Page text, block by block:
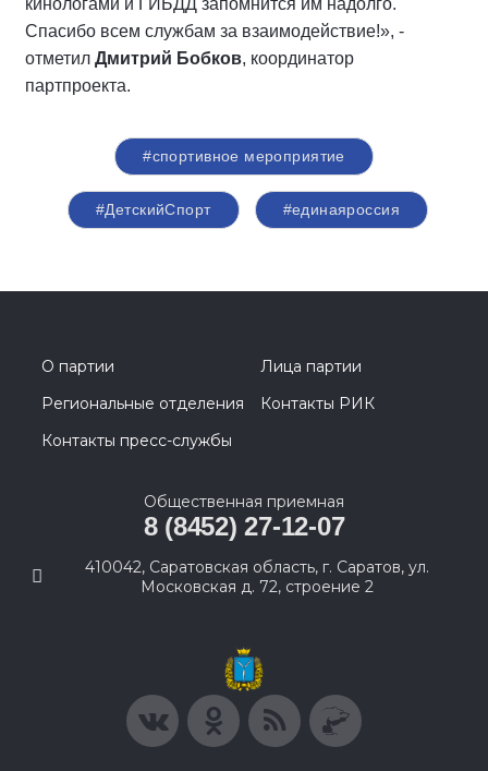
кинологами и ГИБДД запомнится им надолго.
Спасибо всем службам за взаимодействие!», -
отметил Дмитрий Бобков, координатор
партпроекта.
#спортивное мероприятие
#ДетскийСпорт #единаяроссия
О партии
Лица партии
Региональные отделения
Контакты РИК
Контакты пресс-службы
Общественная приемная
8 (8452) 27-12-07
410042, Саратовская область, г. Саратов, ул.
Московская д. 72, строение 2